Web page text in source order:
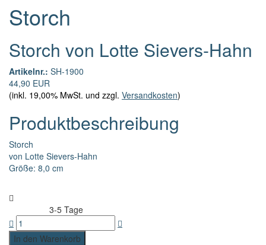
Storch
Storch von Lotte Sievers-Hahn
Artikelnr.: SH-1900
44,90 EUR
(inkl. 19,00% MwSt. und zzgl. Versandkosten)
Produktbeschreibung
Storch
von Lotte Sievers-Hahn
Größe: 8,0 cm
3-5 Tage